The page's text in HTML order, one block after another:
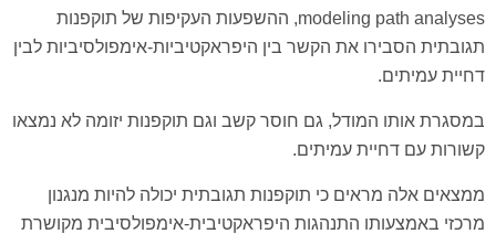
modeling path analyses, ההשפעות העקיפות של תוקפנות
תגובתית הסבירו את הקשר בין היפראקטיביות-אימפולסיביות לבין
דחיית עמיתים.
במסגרת אותו המודל, גם חוסר קשב וגם תוקפנות יזומה לא נמצאו
קשורות עם דחיית עמיתים.
ממצאים אלה מראים כי תוקפנות תגובתית יכולה להיות מנגנון
מרכזי באמצעותו התנהגות היפראקטיבית-אימפולסיבית מקושרת